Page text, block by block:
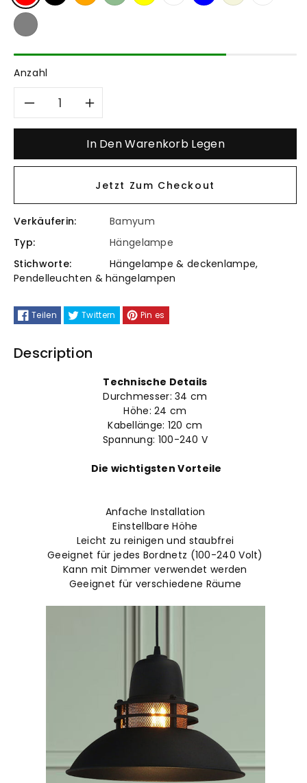
Anzahl
Verringere
Menge
für
Hängelampe
Metall
Fassung
Erhöhe
die
Menge
für
Hängelampe
Metall
Fassung
In Den Warenkorb Legen
Jetzt Zum Checkout
Verkäuferin:
Bamyum
Typ:
Hängelampe
Stichworte:
Hängelampe & deckenlampe,
Pendelleuchten & hängelampen
Teilen Twittern Pin es
Description
Technische Details
Durchmesser: 34 cm
Höhe: 24 cm
Kabellänge: 120 cm
Spannung: 100-240 V
Die wichtigsten Vorteile
Anfache Installation
Einstellbare Höhe
Leicht zu reinigen und staubfrei
Geeignet für jedes Bordnetz (100-240 Volt)
Kann mit Dimmer verwendet werden
Geeignet für verschiedene Räume